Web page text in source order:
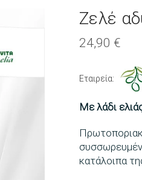
Ζελέ
24,90 €
Εταιρεία:
Με λάδι
κατάλοιπα